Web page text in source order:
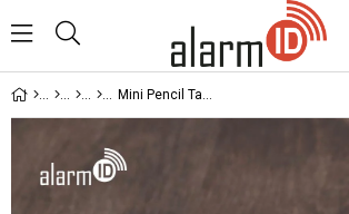
Mini Pencil Tag Ürün Etiketi